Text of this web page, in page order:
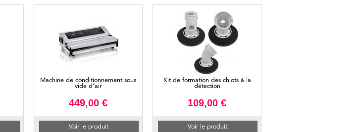
Machine de conditionnement sous
vide d’air
449,00 €
Voir le produit
Kit de formation des chiots à la
détection
109,00 €
Voir le produit